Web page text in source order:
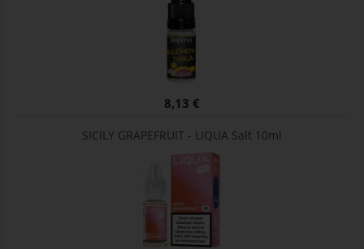
8,13 €
SICILY GRAPEFRUIT - LIQUA Salt 10ml